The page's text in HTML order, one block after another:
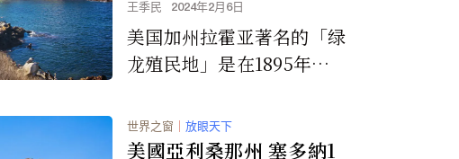
王季民 2024年2月6日
美国加州拉霍亚著名的「绿
龙殖民地」是在1895年至1
经岁月已经几乎消失。
世界之窗 ｜ 放眼天下
美國亞利桑那州 塞多納1